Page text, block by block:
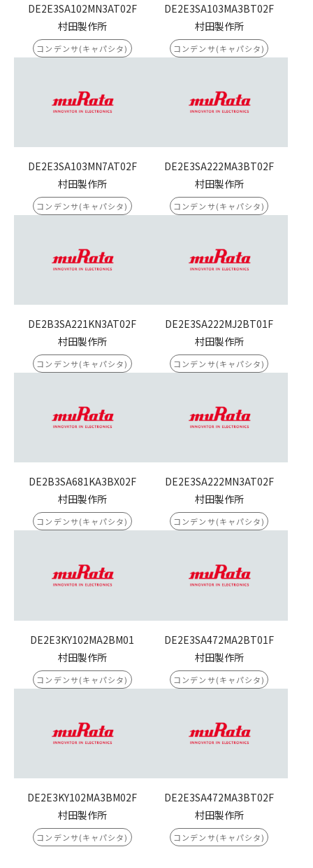
DE2E3SA102MN3AT02F
村田製作所
コンデンサ(キャパシタ)
DE2E3SA103MA3BT02F
村田製作所
コンデンサ(キャパシタ)
DE2E3SA103MN7AT02F
村田製作所
コンデンサ(キャパシタ)
DE2E3SA222MA3BT02F
村田製作所
コンデンサ(キャパシタ)
DE2B3SA221KN3AT02F
村田製作所
コンデンサ(キャパシタ)
DE2E3SA222MJ2BT01F
村田製作所
コンデンサ(キャパシタ)
DE2B3SA681KA3BX02F
村田製作所
コンデンサ(キャパシタ)
DE2E3SA222MN3AT02F
村田製作所
コンデンサ(キャパシタ)
DE2E3KY102MA2BM01
村田製作所
コンデンサ(キャパシタ)
DE2E3SA472MA2BT01F
村田製作所
コンデンサ(キャパシタ)
DE2E3KY102MA3BM02F
村田製作所
コンデンサ(キャパシタ)
DE2E3SA472MA3BT02F
村田製作所
コンデンサ(キャパシタ)